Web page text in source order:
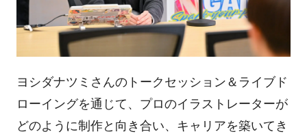
ヨシダナツミさんのトークセッション＆ライブド
ローイングを通じて、プロのイラストレーターが
どのように制作と向き合い、キャリアを築いてき